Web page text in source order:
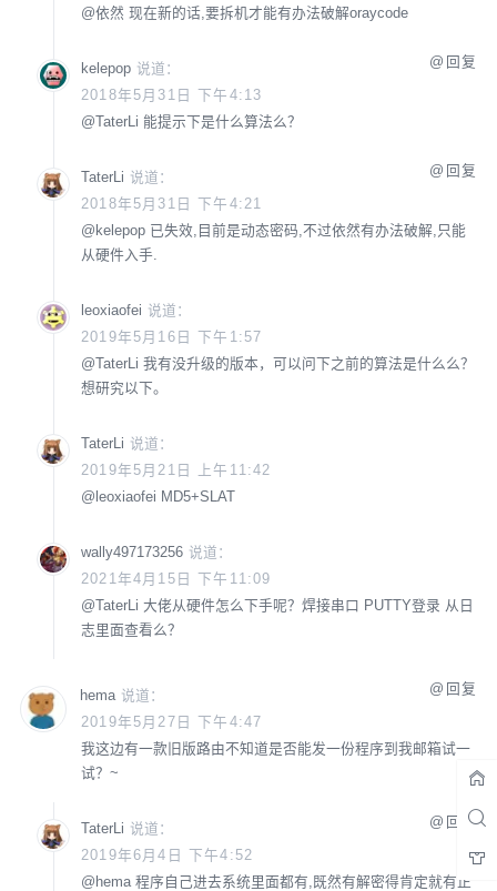
@依然 现在新的话,要拆机才能有办法破解oraycode
kelepop 说道：
2018年5月31日 下午4:13
@TaterLi 能提示下是什么算法么？
回复
TaterLi 说道：
2018年5月31日 下午4:21
@ kelepop已失效,目前是动态密码,不过依然有办法破解,只能
从硬件入手.
回复
leoxiaofei 说道：
2019年5月16日 下午1:57
@TaterLi 我有没升级的版本，可以问下之前的算法是什么么？
想研究以下。
TaterLi 说道：
2019年5月21日 上午11:42
@ leoxiaofei MD5+SLAT
wally497173256 说道：
2021年4月15日 下午11:09
@TaterLi 大佬从硬件怎么下手呢？焊接串口 PUTTY登录 从日
志里面查看么？
hema 说道：
2019年5月27日 下午4:47
我这边有一款旧版路由不知道是否能发一份程序到我邮箱试一
试？~
回复
TaterLi 说道：
2019年6月4日 下午4:52
@hema程序自己进去系统里面都有,既然有解密得肯定就有正
回复